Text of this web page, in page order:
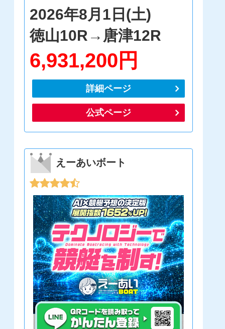
2026年8月1日(土)
徳山10R→唐津12R
6,931,200円
詳細ページ
公式ページ
えーあいボート